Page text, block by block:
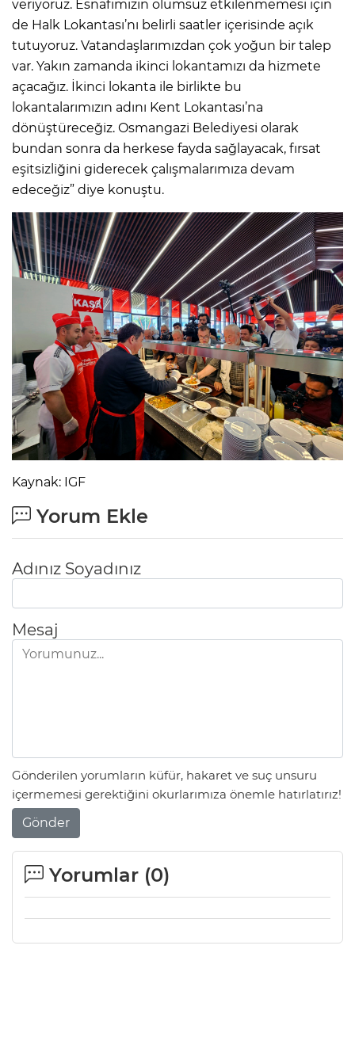
veriyoruz. Esnafımızın olumsuz etkilenmemesi için
de Halk Lokantası’nı belirli saatler içerisinde açık
tutuyoruz. Vatandaşlarımızdan çok yoğun bir talep
var. Yakın zamanda ikinci lokantamızı da hizmete
açacağız. İkinci lokanta ile birlikte bu
lokantalarımızın adını Kent Lokantası’na
dönüştüreceğiz. Osmangazi Belediyesi olarak
bundan sonra da herkese fayda sağlayacak, fırsat
eşitsizliğini giderecek çalışmalarımıza devam
edeceğiz” diye konuştu.
Kaynak: IGF
Yorum Ekle
Adınız Soyadınız
Mesaj
Gönderilen yorumların küfür, hakaret ve suç unsuru
içermemesi gerektiğini okurlarımıza önemle hatırlatırız!
Gönder
Yorumlar (0)